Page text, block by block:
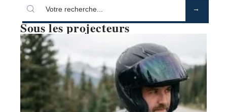
Sous les projecteurs